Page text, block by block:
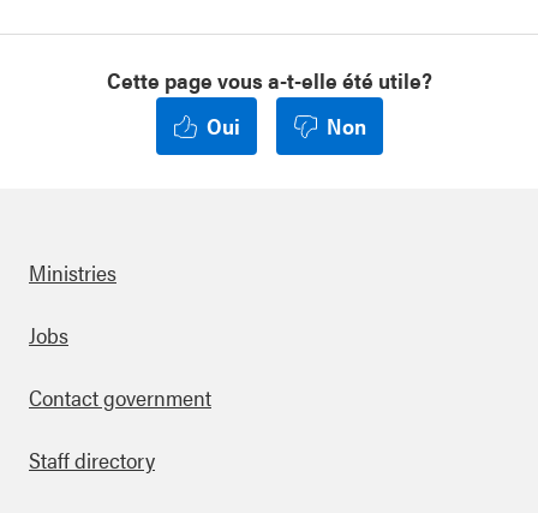
Cette page vous a-t-elle été utile?
Oui
Non
Footer
Ministries
Jobs
Contact government
Staff directory